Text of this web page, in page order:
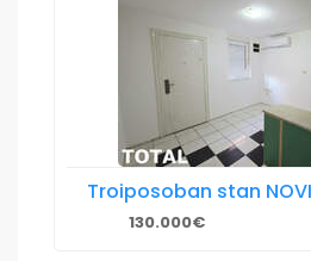
Troiposoban stan
130.000€